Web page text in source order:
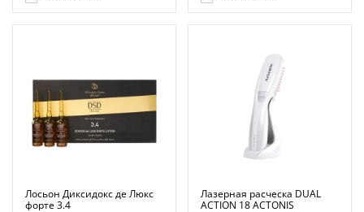
Лосьон Диксидокс де Люкс
форте 3.4
Лазерная расческа DUAL
ACTION 18 ACTONIS